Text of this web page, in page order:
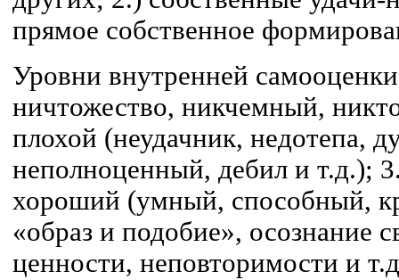
прямое собственное
Уровни внутренней
ничтожество, никчемный,
плохой (неудачник, недотепа,
неполноценный, дебил и т.д.);
хороший (умный, способный,
«образ и подобие», осознание
ценности, неповторимости и